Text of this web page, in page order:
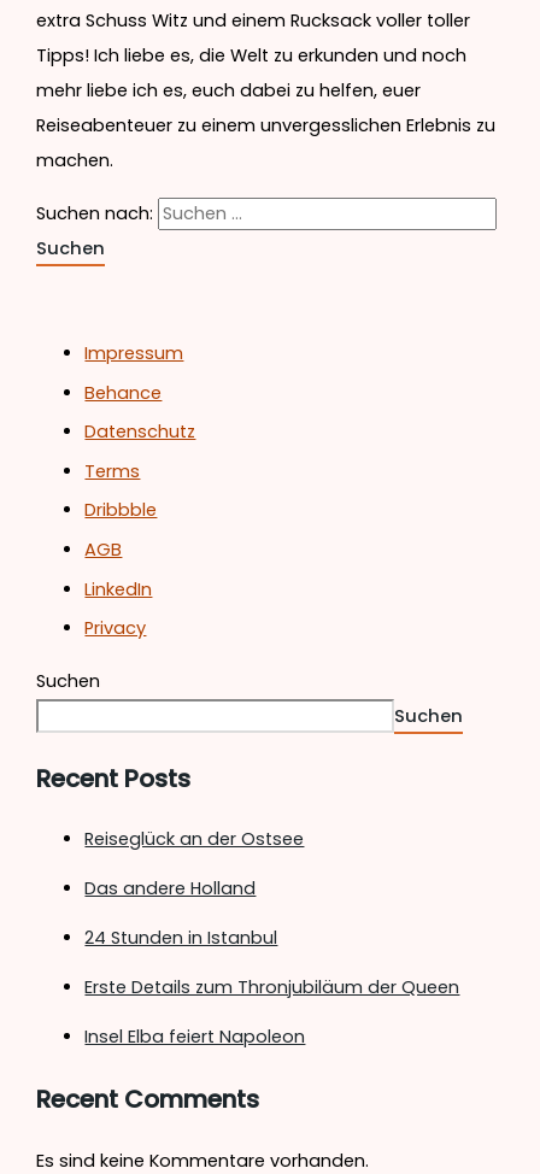
extra Schuss Witz und einem Rucksack voller toller
Tipps! Ich liebe es, die Welt zu erkunden und noch
mehr liebe ich es, euch dabei zu helfen, euer
Reiseabenteuer zu einem unvergesslichen Erlebnis zu
machen.
Suchen nach:
Impressum
Behance
Datenschutz
Terms
Dribbble
AGB
LinkedIn
Privacy
Suchen
Suchen
Recent Posts
Reiseglück an der Ostsee
Das andere Holland
24 Stunden in Istanbul
Erste Details zum Thronjubiläum der Queen
Insel Elba feiert Napoleon
Recent Comments
Es sind keine Kommentare vorhanden.